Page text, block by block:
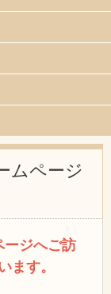
ムページ
ージへご訪
ます。